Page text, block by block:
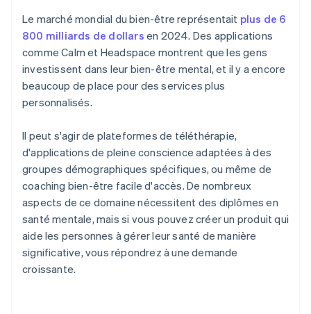
Le marché mondial du bien-être représentait plus de 6
800 milliards de dollars en 2024. Des applications
comme Calm et Headspace montrent que les gens
investissent dans leur bien-être mental, et il y a encore
beaucoup de place pour des services plus
personnalisés.
Il peut s'agir de plateformes de téléthérapie,
d'applications de pleine conscience adaptées à des
groupes démographiques spécifiques, ou même de
coaching bien-être facile d'accès. De nombreux
aspects de ce domaine nécessitent des diplômes en
santé mentale, mais si vous pouvez créer un produit qui
aide les personnes à gérer leur santé de manière
significative, vous répondrez à une demande
croissante.